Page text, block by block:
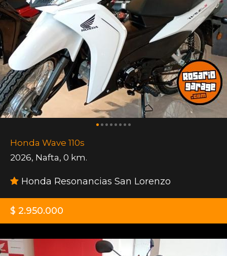
Honda Wave 110s
2026, Nafta, 0 km.
Honda Resonancias San Lorenzo
$ 2.950.000